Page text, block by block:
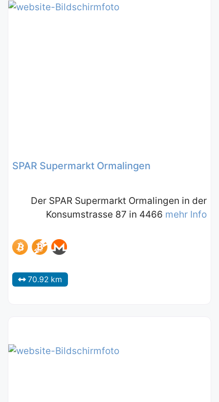
SPAR Supermarkt Ormalingen
Der SPAR Supermarkt Ormalingen in der
Konsumstrasse 87 in 4466 mehr Info
70.92 km